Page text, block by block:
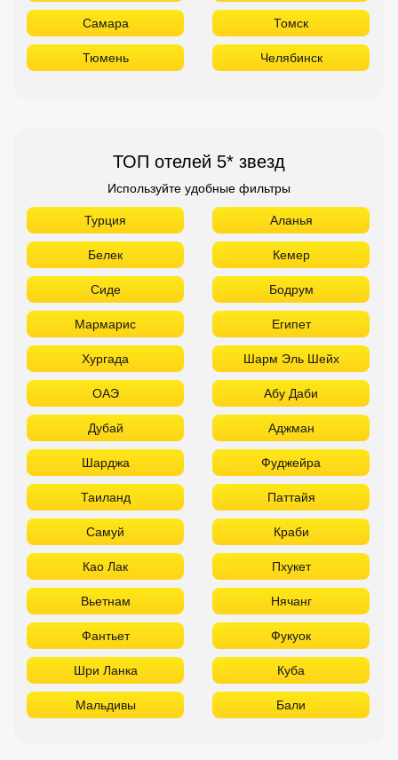
Самара Томск
Тюмень Челябинск
ТОП отелей 5* звезд
Используйте удобные фильтры
Турция Аланья
Белек Кемер
Сиде Бодрум
Мармарис Египет
Хургада Шарм Эль Шейх
ОАЭ Абу Даби
Дубай Аджман
Шарджа Фуджейра
Таиланд Паттайя
Самуй Краби
Као Лак Пхукет
Вьетнам Нячанг
Фантьет Фукуок
Шри Ланка Куба
Мальдивы Бали